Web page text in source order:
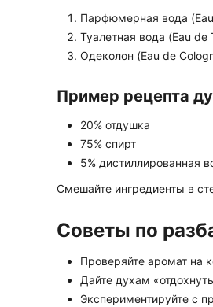
Парфюмерная вода (Eau
Туалетная вода (Eau de
Одеколон (Eau de
Пример рецепта
20% отдушка
75% спирт
5% дистиллированная
Смешайте ингредиенты в
Советы по
Проверяйте аромат на
Дайте духам
Экспериментируйте с